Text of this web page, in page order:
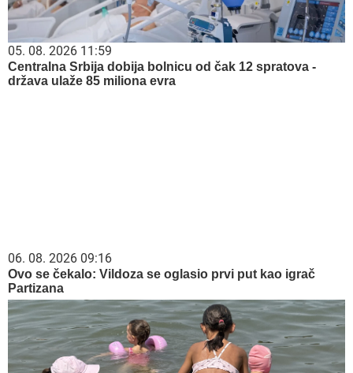
05. 08. 2026 11:59
Centralna Srbija dobija bolnicu od čak 12 spratova -
država ulaže 85 miliona evra
06. 08. 2026 09:16
Ovo se čekalo: Vildoza se oglasio prvi put kao igrač
Partizana